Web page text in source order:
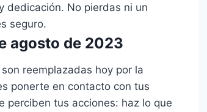
dedicación. No pierdas ni un
seguro.
agosto de 2023
reemplazadas hoy por la
ponerte en contacto con tus
perciben tus acciones: haz lo que